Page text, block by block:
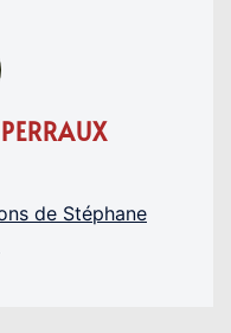
de Stéphane